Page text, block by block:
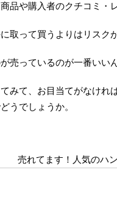
品や購入者のクチコミ・
取って買うよりはリスク
売っているのが一番いい
みて、お目当てがなけれ
うでしょうか。
売れてます！人気のハ